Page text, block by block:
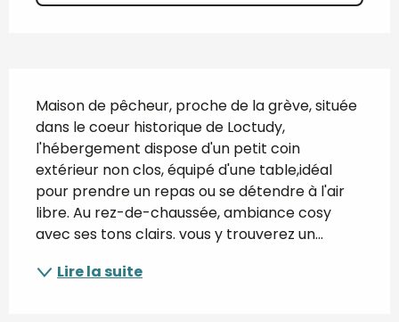
Maison de pêcheur, proche de la grève, située
dans le coeur historique de Loctudy,
l'hébergement dispose d'un petit coin
extérieur non clos, équipé d'une table,idéal
pour prendre un repas ou se détendre à l'air
libre. Au rez-de-chaussée, ambiance cosy
avec ses tons clairs. vous y trouverez un...
Lire la suite